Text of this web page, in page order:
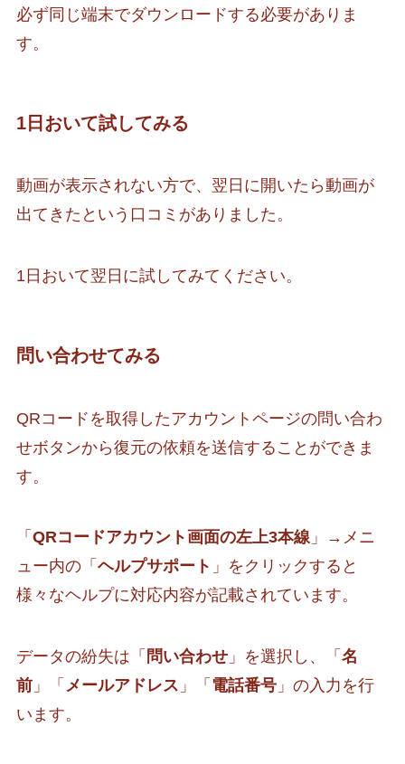
必ず同じ端末でダウンロードする必要がありま
す。
1日おいて試してみる
動画が表示されない方で、翌日に開いたら動画が
出てきたという口コミがありました。
1日おいて翌日に試してみてください。
問い合わせてみる
QRコードを取得したアカウントページの問い合わ
せボタンから復元の依頼を送信することができま
す。
「 QRコードアカウント画面の左上3本線」→メニ
ュー内の「 ヘルプサポート 」をクリックすると
様々なヘルプに対応内容が記載されています。
データの紛失は「 問い合わせ」を選択し、「 名
前」「 メールアドレス 」「 電話番号」の入力を行
います。